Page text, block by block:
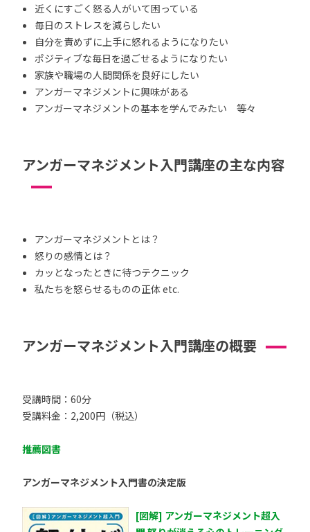
近くにすごく怒る人がいて困っている
毎日のストレスを減らしたい
自分を責めずに上手に怒れるようになりたい
ポジティブな毎日を過ごせるようになりたい
家族や職場の人間関係を良好にしたい
アンガーマネジメントに興味がある
アンガーマネジメントの基本を学んでみたい 等々
アンガーマネジメント入門講座の主な内容
アンガーマネジメントとは？
怒りの感情とは？
カッとなったときに待つテクニック
私たちを怒らせるものの正体 etc.
アンガーマネジメント入門講座の概要
受講時間：60分
受講料金：2,200円（税込）
推薦図書
アンガーマネジメント入門書の決定版
[図解] アンガーマネジメント超入